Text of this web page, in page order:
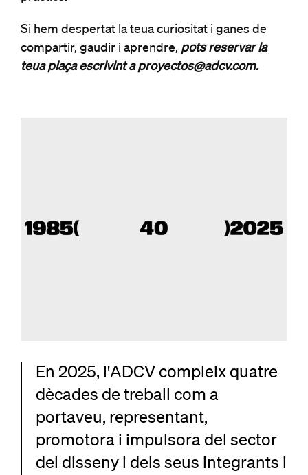
Si hem despertat la teua curiositat i ganes de
compartir, gaudir i aprendre, pots reservar la
teua plaça escrivint aproyectos@adcv.com.
En 2025, l'ADCV compleix quatre
dècades de treball com a
portaveu, representant,
promotora i impulsora del sector
del disseny i dels seus integrants i